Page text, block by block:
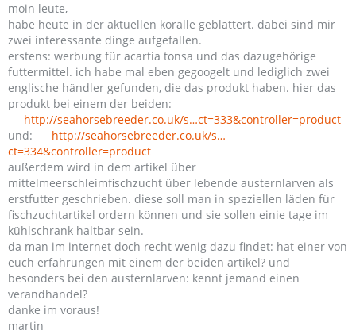
moin leute,
habe heute in der aktuellen koralle geblättert. dabei sind mir
zwei interessante dinge aufgefallen.
erstens: werbung für acartia tonsa und das dazugehörige
futtermittel. ich habe mal eben gegoogelt und lediglich zwei
englische händler gefunden, die das produkt haben. hier das
produkt bei einem der beiden:
http://seahorsebreeder.co.uk/s…ct=333&controller=product
und:
http://seahorsebreeder.co.uk/s…
ct=334&controller=product
außerdem wird in dem artikel über
mittelmeerschleimfischzucht über lebende austernlarven als
erstfutter geschrieben. diese soll man in speziellen läden für
fischzuchtartikel ordern können und sie sollen einie tage im
kühlschrank haltbar sein.
da man im internet doch recht wenig dazu findet: hat einer von
euch erfahrungen mit einem der beiden artikel? und
besonders bei den austernlarven: kennt jemand einen
verandhandel?
danke im voraus!
martin